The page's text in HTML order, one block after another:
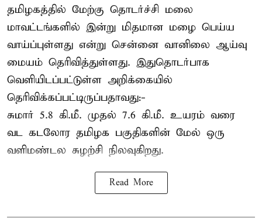
தமிழகத்தில் மேற்கு தொடர்ச்சி மலை
மாவட்டங்களில் இன்று மிதமான மழை பெய்ய
வாய்ப்புள்ளது என்று சென்னை வானிலை ஆய்வு
மையம் தெரிவித்துள்ளது. இதுதொடர்பாக
வெளியிடப்பட்டுள்ள அறிக்கையில்
தெரிவிக்கப்பட்டிருப்பதாவது:-
சுமார் 5.8 கி.மீ. முதல் 7.6 கி.மீ. உயரம் வரை
வட கடலோர தமிழக பகுதிகளின் மேல் ஒரு
வளிமண்டல சுழற்சி நிலவுகிறது.
Read More